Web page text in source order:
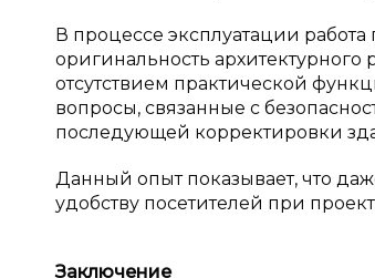
В процессе эксплуатации
оригинальность
отсутствием практической
вопросы, связанные с
последующей корректировки
Данный опыт показывает, что
удобству посетителей при
Заключение